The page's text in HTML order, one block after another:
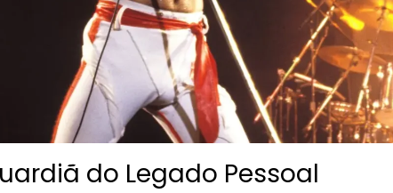
do Legado Pessoal